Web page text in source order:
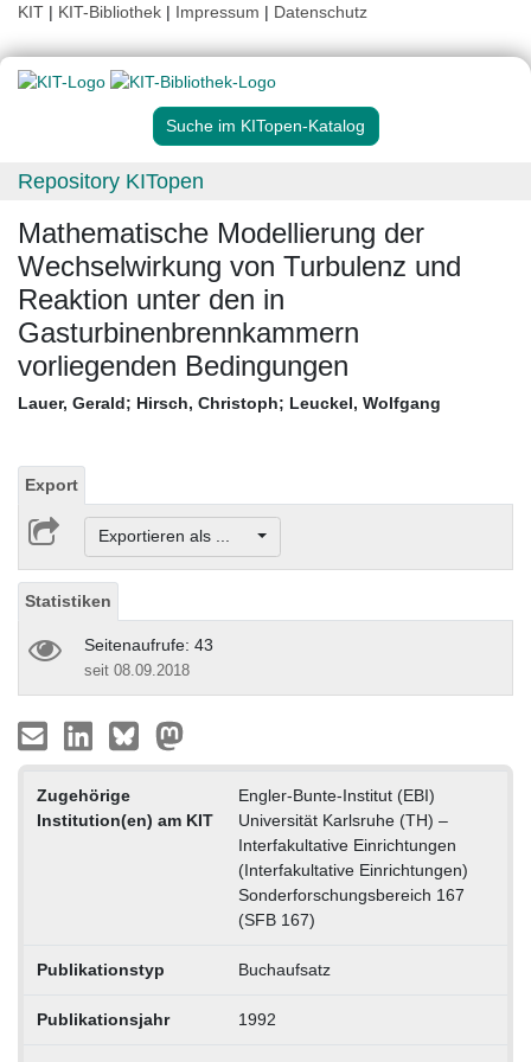
KIT | KIT-Bibliothek | Impressum | Datenschutz
Suche im KITopen-Katalog
Repository KITopen
Mathematische Modellierung der
Wechselwirkung von Turbulenz und
Reaktion unter den in
Gasturbinenbrennkammern
vorliegenden Bedingungen
Lauer, Gerald; Hirsch, Christoph; Leuckel, Wolfgang
Export
Exportieren als ...
Statistiken
Seitenaufrufe: 43
seit 08.09.2018
Zugehörige
Institution(en) am KIT
Engler-Bunte-Institut (EBI)
Universität Karlsruhe (TH) –
Interfakultative Einrichtungen
(Interfakultative Einrichtungen)
Sonderforschungsbereich 167
(SFB 167)
Publikationstyp Buchaufsatz
Publikationsjahr 1992